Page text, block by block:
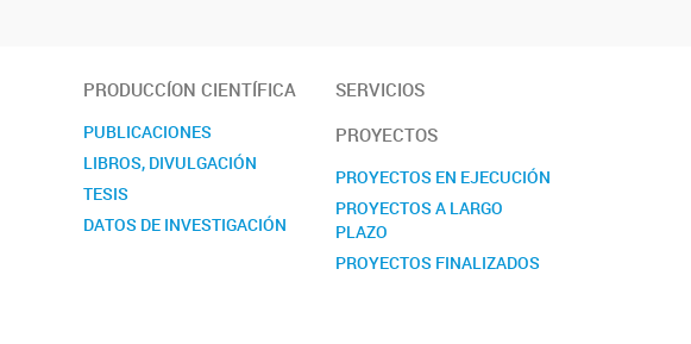
PRODUCCÍON CIENTÍFICA
PUBLICACIONES
LIBROS, DIVULGACIÓN
TESIS
DATOS DE INVESTIGACIÓN
SERVICIOS
PROYECTOS
PROYECTOS EN EJECUCIÓN
PROYECTOS A LARGO
PLAZO
PROYECTOS FINALIZADOS